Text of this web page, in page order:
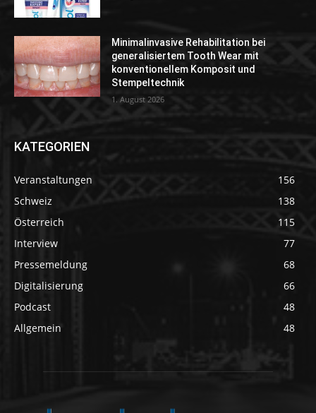
Minimalinvasive Rehabilitation bei
generalisiertem Tooth Wear mit
konventionellem Komposit und
Stempeltechnik
1. August 2026
KATEGORIEN
Veranstaltungen
156
Schweiz
138
Österreich
115
Interview
77
Pressemeldung
68
Digitalisierung
66
Podcast
48
Allgemein
48